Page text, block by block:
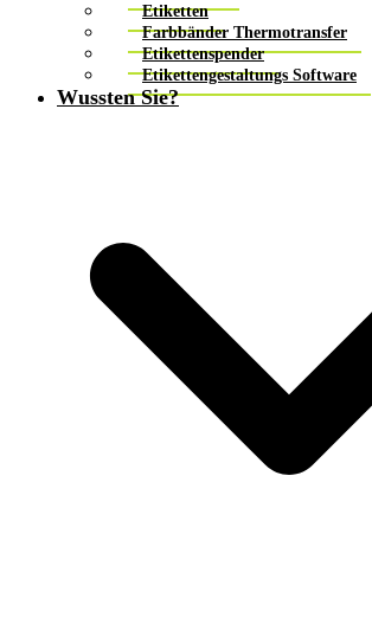
Etiketten
Farbbänder Thermotransfer
Etikettenspender
Etikettengestaltungs Software
Wussten Sie?